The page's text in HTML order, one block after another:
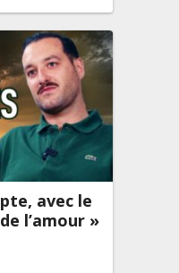
avec le
l’amour »